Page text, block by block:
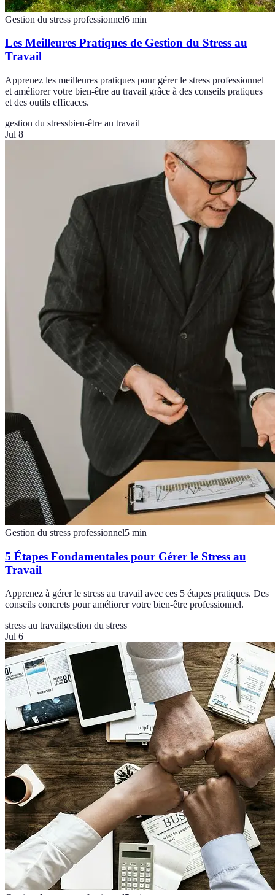
Gestion du stress professionnel6 min
Les Meilleures Pratiques de Gestion du Stress au
Travail
Apprenez les meilleures pratiques pour gérer le stress professionnel
et améliorer votre bien-être au travail grâce à des conseils pratiques
et des outils efficaces.
gestion du stressbien-être au travail
Jul 8
Gestion du stress professionnel5 min
5 Étapes Fondamentales pour Gérer le Stress au
Travail
Apprenez à gérer le stress au travail avec ces 5 étapes pratiques. Des
conseils concrets pour améliorer votre bien-être professionnel.
stress au travailgestion du stress
Jul 6